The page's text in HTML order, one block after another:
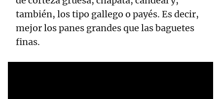
también, los tipo gallego o payés. Es decir,
mejor los panes grandes que las baguetes
finas.